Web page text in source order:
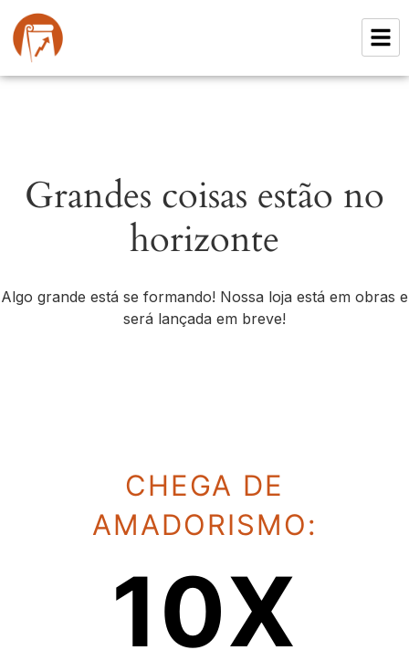
Grandes coisas estão no
horizonte
Algo grande está se formando! Nossa loja está em obras e
será lançada em breve!
CHEGA DE
AMADORISMO:
10X